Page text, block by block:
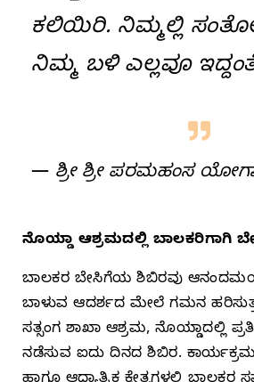
ಕಲಿಯಿರಿ. ನಿಮ್ಮಲ್ಲಿ
ನಿಮ್ಮ ಬಳಿ ಎಲ್ಲವೂ
— ಶ್ರೀ ಶ್ರೀ ಪರಮಹಂಸ
ನೊಯ್ಡಾ ಆಶ್ರಮದಲ್ಲಿ ಬಾಲಕರಿಗಾಗಿ
ಬಾಲಕರ ಬೇಸಿಗೆಯ ಶಿಬಿರವು
ಬಾಳುವ ಆದರ್ಶದ ಮೇಲೆ ಗಮನ
ಸತ್ಸಂಗ ಶಾಖಾ ಆಶ್ರಮ, ನೊಯ್ಡಾದಲ್ಲಿ
ನಡೆಸುವ ಐದು ದಿನದ ಶಿಬಿರ.